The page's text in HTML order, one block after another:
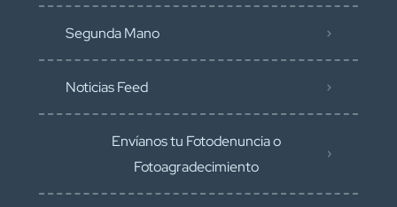
Segunda Mano
Noticias Feed
Envíanos tu Fotodenuncia o
Fotoagradecimiento